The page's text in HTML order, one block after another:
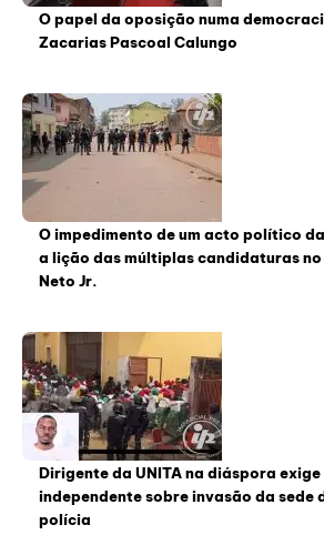
O papel da oposição numa
Zacarias Pascoal Calungo
O impedimento de um acto político da
a lição das múltiplas candidaturas no
Neto Jr.
Dirigente da UNITA na diáspora
independente sobre invasão da sede
polícia